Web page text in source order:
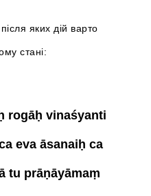
яких дій варто
стані:
rogāḥ vinaśyanti
eva āsanaiḥ ca
tu prāṇāyāmaṃ